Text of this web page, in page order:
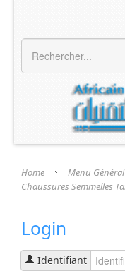
MENU GÉNÉRAL
Présentation
Nos Produits
Categories
Chaussures
semelle Fini
Home Menu Général
Chaussures Semmelles
Login
Identifiant